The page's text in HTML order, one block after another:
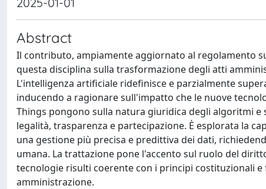
Abstract
Il contributo, ampiamente aggiornato al regolamento
questa disciplina sulla trasformazione degli atti
L'intelligenza artificiale ridefinisce e parzialmente
inducendo a ragionare sull'impatto che le nuove
Things pongono sulla natura giuridica degli algoritmi
legalità, trasparenza e partecipazione. È esplorata la
una gestione più precisa e predittiva dei dati,
umana. La trattazione pone l'accento sul ruolo del
tecnologie risulti coerente con i principi costituzionali
amministrazione.